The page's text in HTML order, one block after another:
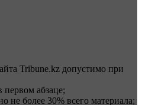
Tribune.kz допустимо при
абзаце;
не более 30% всего материала;